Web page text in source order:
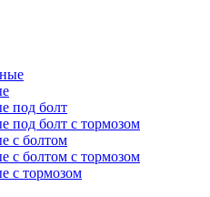
под болт
под болт с тормозом
с болтом
с болтом с тормозом
с тормозом